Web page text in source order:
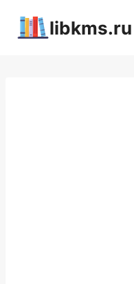
libkms.ru